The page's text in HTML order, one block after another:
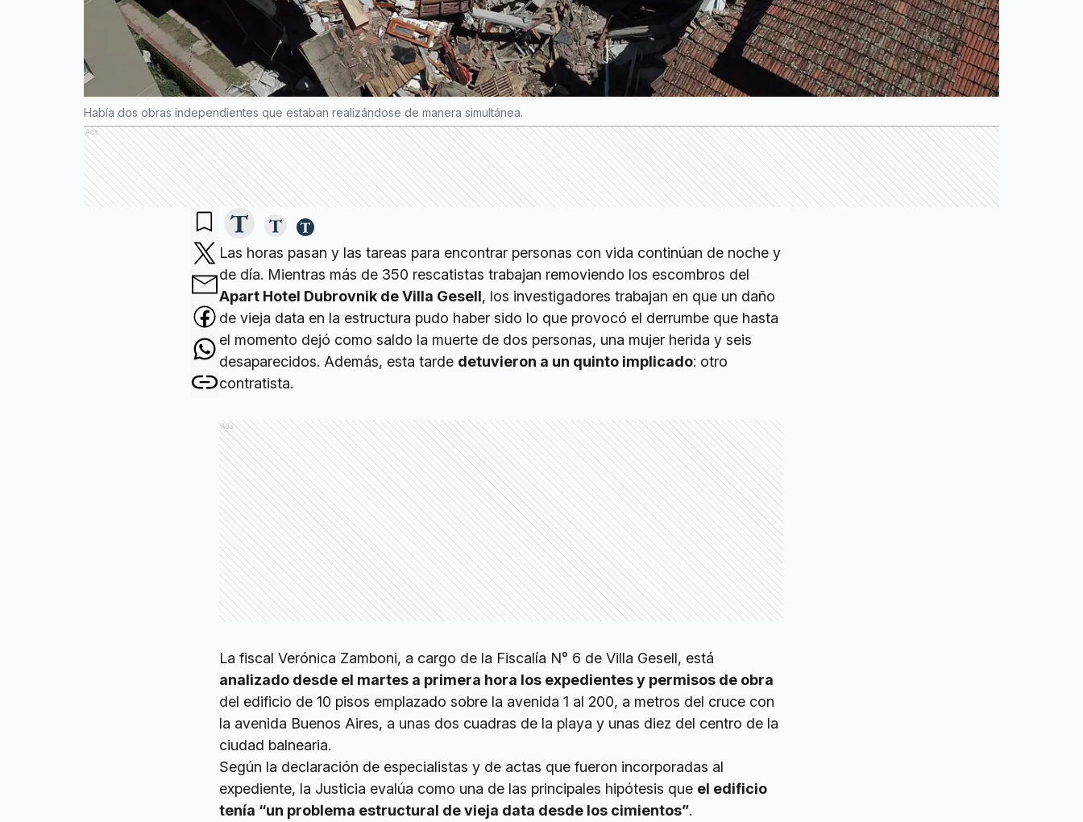
Había dos obras independientes que estaban realizándose de manera simultánea.
Ads
Las horas pasan y las tareas para encontrar personas con vida continúan de noche y
de día. Mientras más de 350 rescatistas trabajan removiendo los escombros del
Apart Hotel Dubrovnik de Villa Gesell, los investigadores trabajan en que un daño
de vieja data en la estructura pudo haber sido lo que provocó el derrumbe que hasta
el momento dejó como saldo la muerte de dos personas, una mujer herida y seis
desaparecidos. Además, esta tarde detuvieron a un quinto implicado: otro
contratista.
Ads
La fiscal Verónica Zamboni, a cargo de la Fiscalía N° 6 de Villa Gesell, está
analizado desde el martes a primera hora los expedientes y permisos de obra
del edificio de 10 pisos emplazado sobre la avenida 1 al 200, a metros del cruce con
la avenida Buenos Aires, a unas dos cuadras de la playa y unas diez del centro de la
ciudad balnearia.
Según la declaración de especialistas y de actas que fueron incorporadas al
expediente, la Justicia evalúa como una de las principales hipótesis que el edificio
tenía “un problema estructural de vieja data desde los cimientos”.